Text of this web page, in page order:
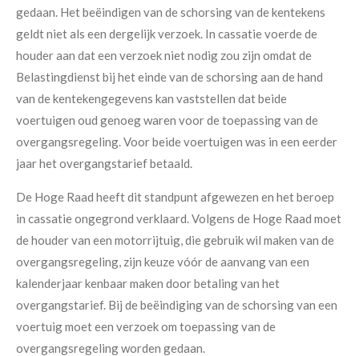
gedaan. Het beëindigen van de schorsing van de kentekens
geldt niet als een dergelijk verzoek. In cassatie voerde de
houder aan dat een verzoek niet nodig zou zijn omdat de
Belastingdienst bij het einde van de schorsing aan de hand
van de kentekengegevens kan vaststellen dat beide
voertuigen oud genoeg waren voor de toepassing van de
overgangsregeling. Voor beide voertuigen was in een eerder
jaar het overgangstarief betaald.
De Hoge Raad heeft dit standpunt afgewezen en het beroep
in cassatie ongegrond verklaard. Volgens de Hoge Raad moet
de houder van een motorrijtuig, die gebruik wil maken van de
overgangsregeling, zijn keuze vóór de aanvang van een
kalenderjaar kenbaar maken door betaling van het
overgangstarief. Bij de beëindiging van de schorsing van een
voertuig moet een verzoek om toepassing van de
overgangsregeling worden gedaan.